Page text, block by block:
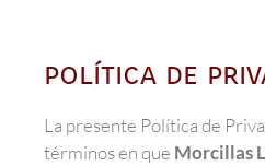
política de
La presente Política de
términos en que Morcillas